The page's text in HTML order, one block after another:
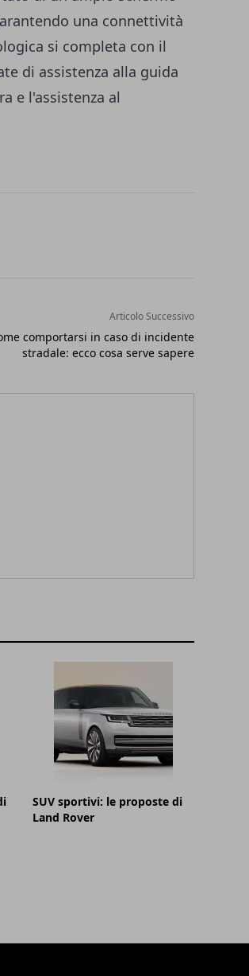
una connettività
si completa con il
di assistenza alla guida
e l'assistenza al
Articolo Successivo
comportarsi in caso di incidente
stradale: ecco cosa serve sapere
SUV sportivi: le proposte di
Land Rover